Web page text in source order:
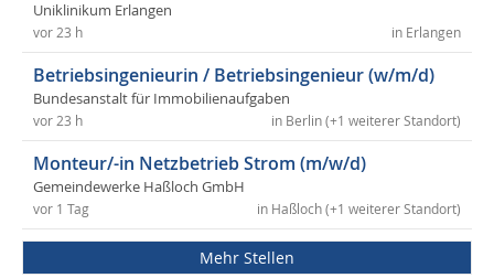
Uniklinikum Erlangen
in Erlangen
vor 23 h
Betriebsingenieurin / Betriebsingenieur (w/m/d)
Bundesanstalt für Immobilienaufgaben
in Berlin (+1 weiterer Standort)
vor 23 h
Monteur/-in Netzbetrieb Strom (m/w/d)
Gemeindewerke Haßloch GmbH
in Haßloch (+1 weiterer Standort)
vor 1 Tag
Mehr Stellen